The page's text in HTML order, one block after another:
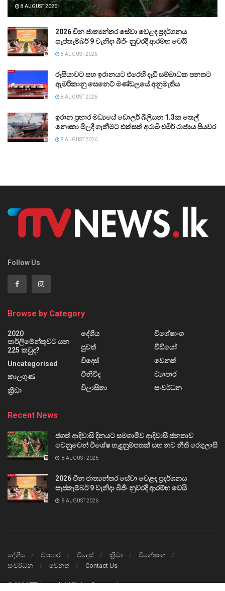
8 AUGUST 2026
2026 චීන ජාත්‍යන්තර සේවා වෙළඳ ප්‍රදර්ශනය
සැප්තැම්බර් 9 වැනිදා බීජිං නුවරදී ආරම්භ වෙයි
8 AUGUST 2026
රුසියාවට සහ ඉරානයට එරෙහි දැඩි සම්බාධක පනතට
ඇමරිකානු සෙනෙට් මණ්ඩලයේ අනුමැතිය
8 AUGUST 2026
ඉරාන ප්‍රහාර මධ්‍යයේ ඩොලර් බිලියන 1.3ක තෙල්
නෞකා මිලදී ගැනීමට එක්සත් අරාබි එමීර් රාජ්‍යය පියවර
8 AUGUST 2026
Follow Us
Browse by Category
2020
පාර්ලිමේන්තුවට යන
225 කවුද?
Uncategorised
කාලගුණ
ක්‍රීඩා
දේශීය
පුවත්
විදෙස්
විනිවිද
විලාසිතා
විශේෂාංග
වීඩියෝ
වෙනත්
ව්‍යාපාර
සංවර්ධන
Recent News
ජගත් ආදිවාසි දිනයට සමගාමීව ආදිවාසී ජනතාව
වෙනුවෙන් විශේෂ හැඳුනුම්පතක් සහ නව නීති රෙගුලාසි
8 AUGUST 2026
2026 චීන ජාත්‍යන්තර සේවා වෙළඳ ප්‍රදර්ශනය
සැප්තැම්බර් 9 වැනිදා බීජිං නුවරදී ආරම්භ වෙයි
8 AUGUST 2026
දේශීය ව්‍යාපාර විදෙස් ක්‍රීඩා
විශේෂාංග
සංවර්ධන
වෙනත් Contact Us
© 2024TTVnews.lkAll Rights Reserved